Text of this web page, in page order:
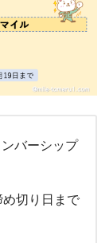
バーシップ
切り日まで